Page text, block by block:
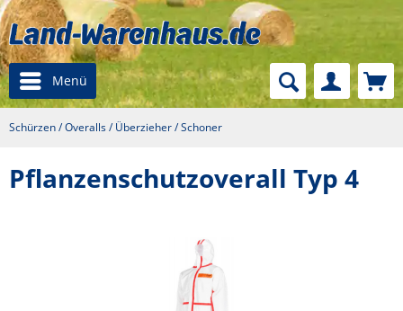
Menü
Schürzen / Overalls / Überzieher / Schoner
Pflanzenschutzoverall Typ 4